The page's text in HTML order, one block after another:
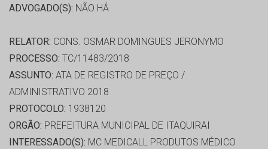
ADVOGADO(S): NÃO HÁ
RELATOR: CONS. OSMAR DOMINGUES JERONYMO
PROCESSO: TC/11483/2018
ASSUNTO: ATA DE REGISTRO DE PREÇO /
ADMINISTRATIVO 2018
PROTOCOLO: 1938120
ORGÃO: PREFEITURA MUNICIPAL DE ITAQUIRAI
INTERESSADO(S): MC MEDICALL PRODUTOS MÉDICO